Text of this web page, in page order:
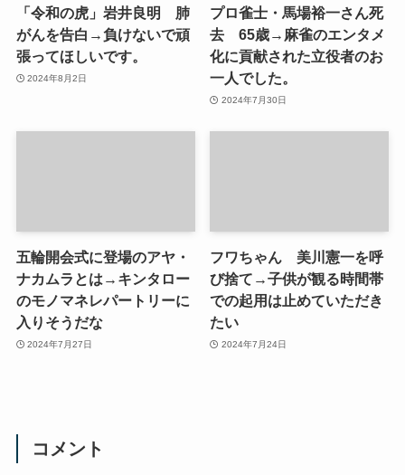
「令和の虎」岩井良明 肺
がんを告白→負けないで頑
張ってほしいです。
2024年8月2日
プロ雀士・馬場裕一さん死
去 65歳→麻雀のエンタメ
化に貢献された立役者のお
一人でした。
2024年7月30日
五輪開会式に登場のアヤ・
ナカムラとは→キンタロー
のモノマネレパートリーに
入りそうだな
2024年7月27日
フワちゃん 美川憲一を呼
び捨て→子供が観る時間帯
での起用は止めていただき
たい
2024年7月24日
コメント